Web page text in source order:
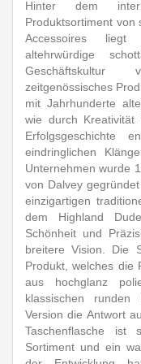
Hinter dem
Produktsortiment von
Accessoires liegt
altehrwürdige
Geschäftskultur
zeitgenössisches
mit Jahrhunderte
wie durch Kreativität
Erfolgsgeschichte
eindringlichen
Unternehmen wurde
von Dalvey
einzigartigen
dem Highland
Schönheit und
breitere Vision. Die
Produkt, welches die
aus hochglanz
klassischen
Version die Antwort
Taschenflasche ist
Sortiment und ein